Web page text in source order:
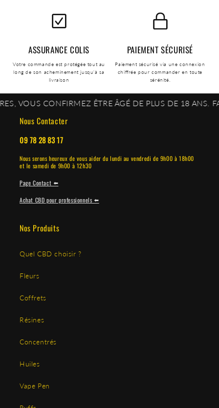
ASSURANCE COLIS
Votre commande est protégée tout au
long de son acheminement jusqu'à sa
livraison
PAIEMENT SÉCURISÉ
Paiement sécurisé via une connexion
chiffrée pour commander en toute
sérénité.
ÊTRE ÂGÉ DE PLUS DE 18 ANS. FAITES
Nous Contacter
09 78 28 83 17
Nous serons heureux de vous aider du lundi au vendredi de 9h00 à 18h00
et le samedi de 9h00 à 12h30
Page Contact ⬅️
Achat CBD pour professionnels ⬅️
Nos Produits
Quel CBD choisir ?
Fleurs
Coffrets
Résines
Concentrés
Huiles
Vape Pen